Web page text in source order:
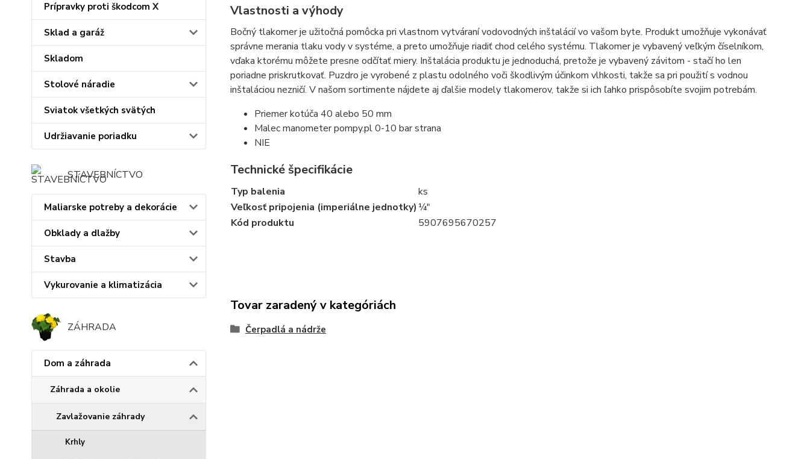
Prípravky proti škodcom X
Sklad a garáž
Skladom
Stolové náradie
Sviatok všetkých svätých
Udržiavanie poriadku
STAVEBNÍCTVO
Maliarske potreby a dekorácie
Obklady a dlažby
Stavba
Vykurovanie a klimatizácia
ZÁHRADA
Dom a záhrada
Záhrada a okolie
Zavlažovanie záhrady
Krhly
Vlastnosti a výhody
Bočný tlakomer je užitočná pomôcka pri vlastnom vytváraní vodovodných inštalácií vo vašom byte. Produkt umožňuje vykonávať
správne merania tlaku vody v systéme, a preto umožňuje riadiť chod celého systému. Tlakomer je vybavený veľkým číselníkom,
vďaka ktorému môžete presne odčítať miery. Inštalácia produktu je jednoduchá, pretože je vybavený závitom - stačí ho len
poriadne priskrutkovať. Puzdro je vyrobené z plastu odolného voči škodlivým účinkom vlhkosti, takže sa pri použití s vodnou
inštaláciou nezničí. V našom sortimente nájdete aj ďalšie modely tlakomerov, takže si ich ľahko prispôsobíte svojim potrebám.
Priemer kotúča 40 alebo 50 mm
Malec manometer pompy.pl 0-10 bar strana
NIE
Technické špecifikácie
Typ balenia
ks
Veľkosť pripojenia (imperiálne jednotky) ¼"
Kód produktu
5907695670257
Tovar zaradený v kategóriách
Čerpadlá a nádrže